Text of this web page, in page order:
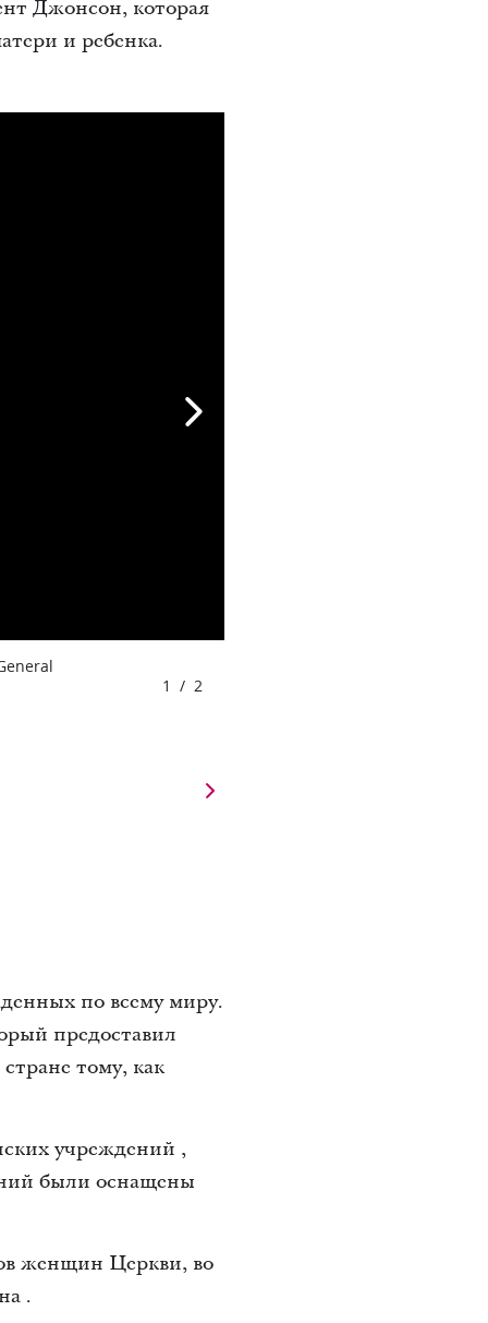
Джонсон, которая
и ребенка.
1 / 2
по всему миру.
предоставил
тому, как
учреждений ,
были оснащены
женщин Церкви, во
.